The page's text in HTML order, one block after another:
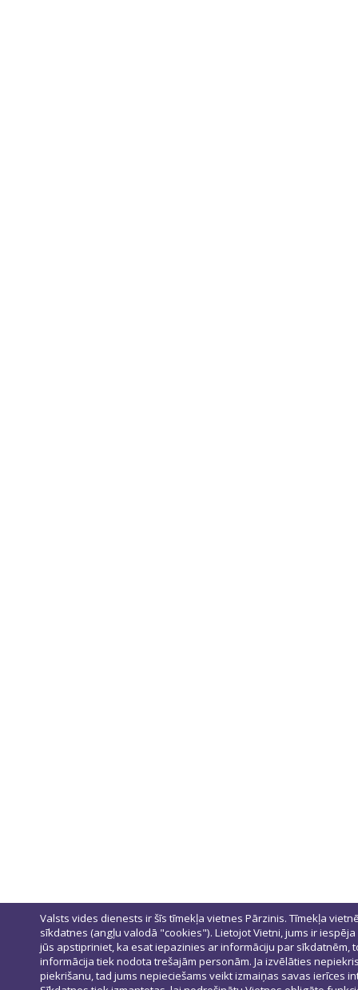
Valsts vides dienests ir šīs tīmekļa vietnes Pārzinis. Tīmekļa
sīkdatnes (angļu valodā "cookies"). Lietojot Vietni, jums ir
jūs apstipriniet, ka esat iepazinies ar informāciju par sīkdatnēm,
informācija tiek nodota trešajām personām. Ja izvēlāties
piekrišanu, tad jums nepieciešams veikt izmaiņas savas ierīces